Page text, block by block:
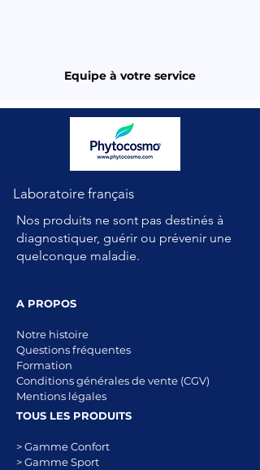
Equipe à votre service
Laboratoire français
Nos produits ne sont pas destinés à
diagnostiquer, guérir ou prévenir une
quelconque maladie.
A PROPOS
Notre histoire
Questions fréquentes
Formation
Conditions générales de vente (CGV)
Mentions légales
TOUS LES PRODUITS
> Gamme Confort
> Gamme Sport